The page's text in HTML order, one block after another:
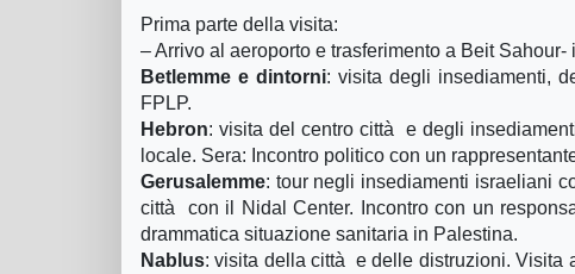
Prima parte della visita:
– Arrivo al aeroporto e trasferimento a Beit
Betlemme e dintorni: visita degli insediamenti,
FPLP.
Hebron: visita del centro città e degli
locale. Sera: Incontro politico con un
Gerusalemme: tour negli insediamenti israeliani
città con il Nidal Center. Incontro con un
drammatica situazione sanitaria in Palestina.
Nablus: visita della città e delle distruzioni. Visita